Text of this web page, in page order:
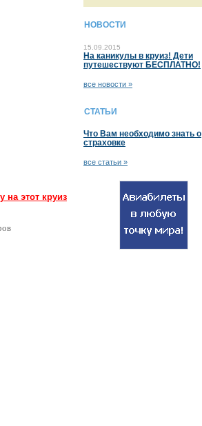
на этот круиз
НОВОСТИ
15.09.2015
На каникулы в круиз! Дети
путешествуют БЕСПЛАТНО!
все новости »
СТАТЬИ
Что Вам необходимо знать о
страховке
все статьи »